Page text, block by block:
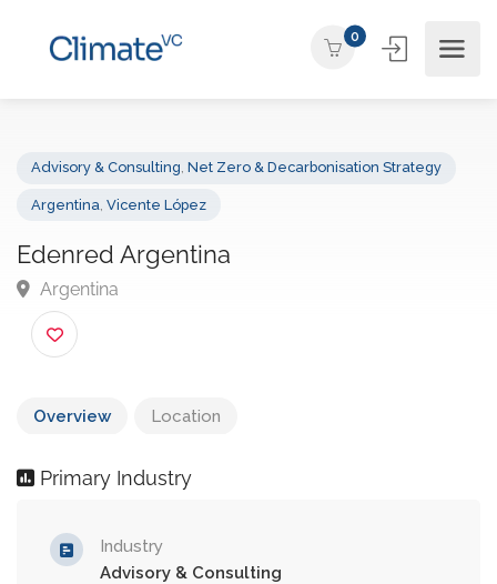
0
Edenred Argentina
Argentina
Overview Location
Primary Industry
Industry
Advisory & Consulting